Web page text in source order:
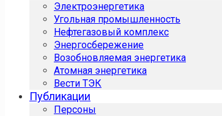
Электроэнергетика
Угольная промышленность
Нефтегазовый комплекс
Энергосбережение
Возобновляемая энергетика
Атомная энергетика
Вести ТЭК
Публикации
Персоны